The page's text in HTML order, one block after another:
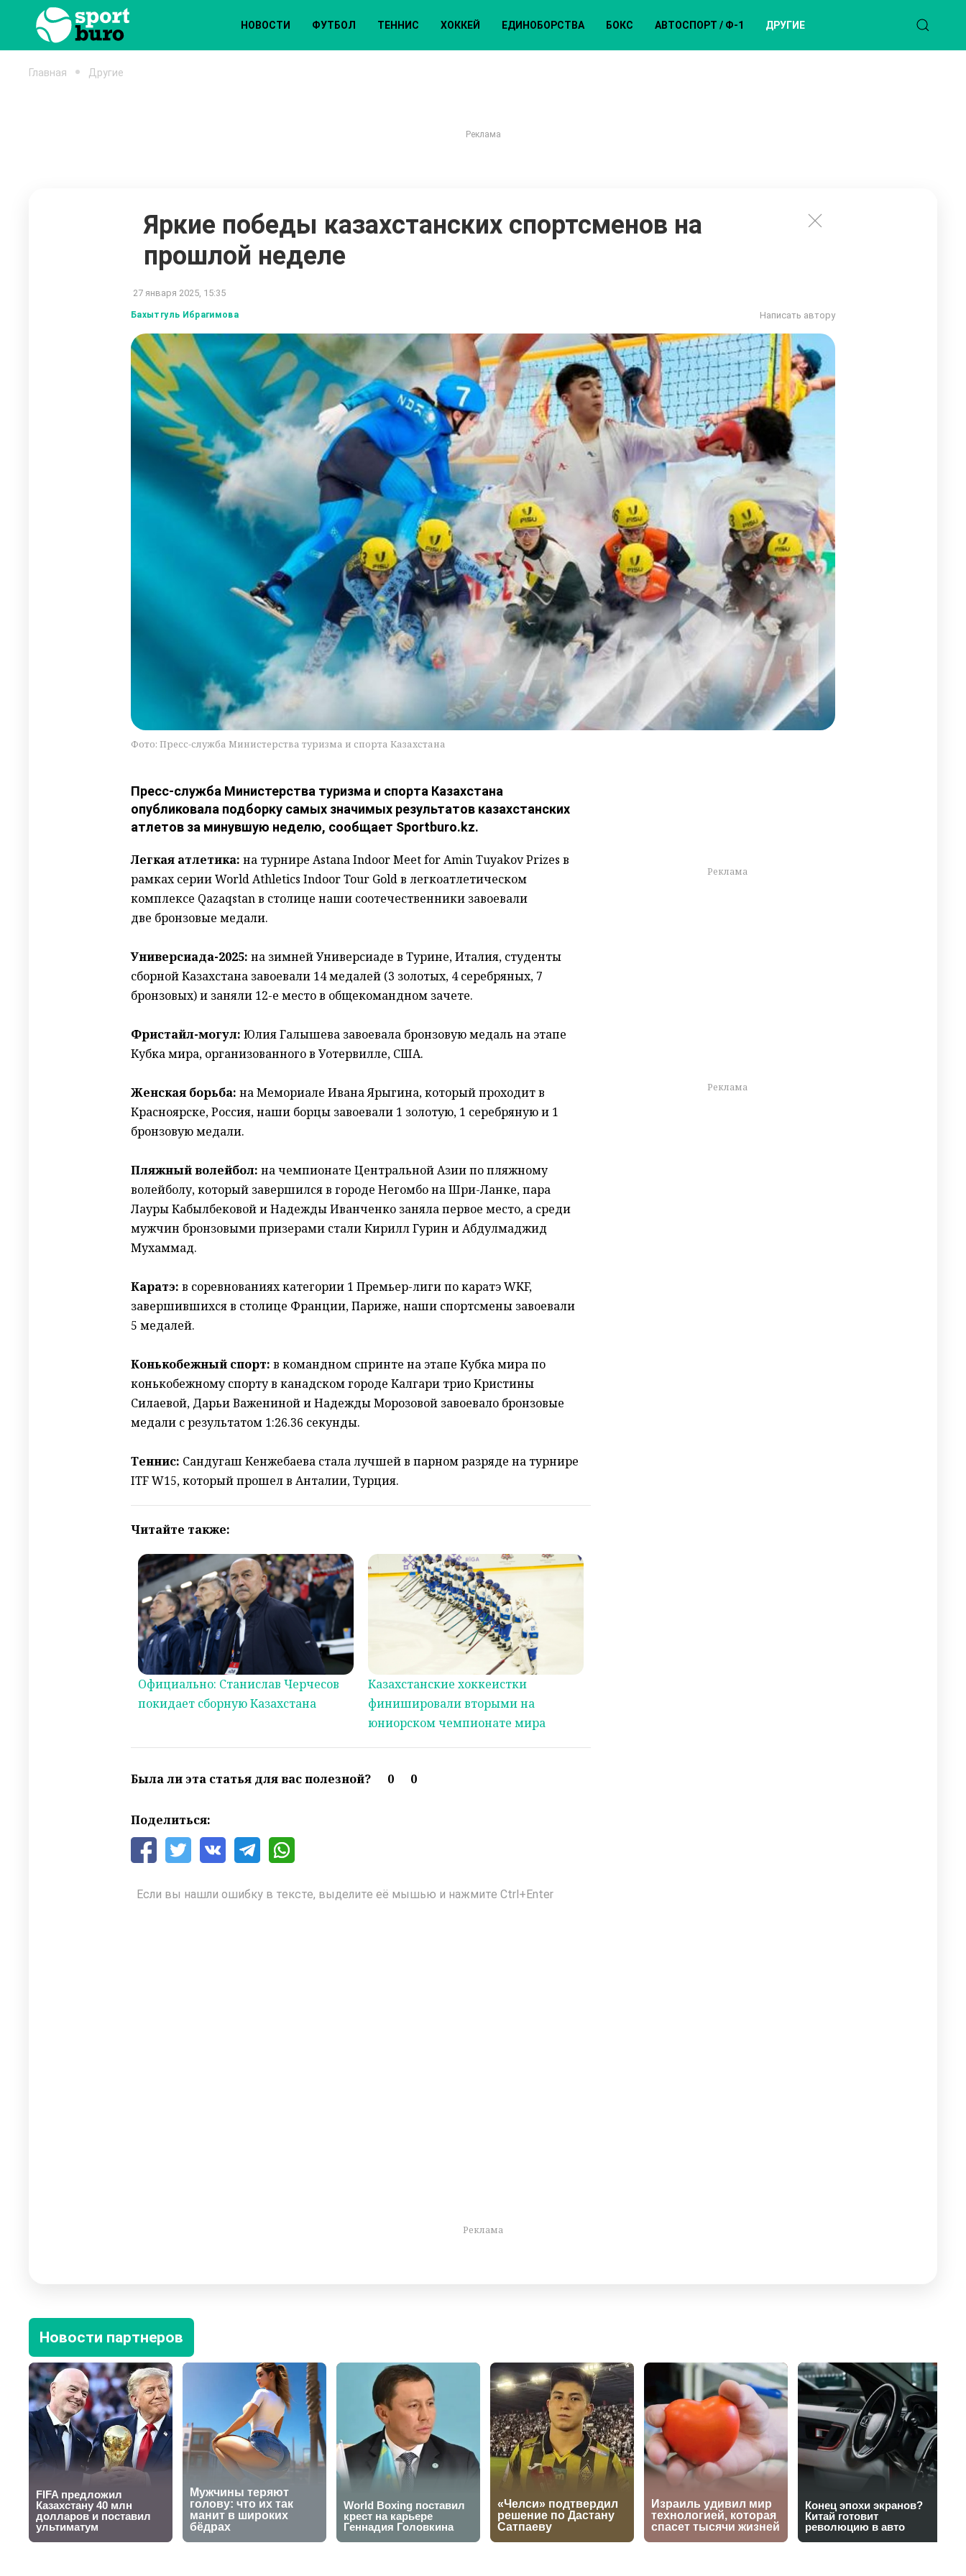
НОВОСТИ ФУТБОЛ ТЕННИС ХОККЕЙ ЕДИНОБОРСТВА БОКС АВТОСПОРТ / Ф-1 ДРУГИЕ
Главная Другие
Яркие победы казахстанских спортсменов на
прошлой неделе
27 января 2025, 15:35
Бахытгуль Ибрагимова Написать автору
Фото: Пресс-служба Министерства туризма и спорта Казахстана
Пресс-служба Министерства туризма и спорта Казахстана
опубликовала подборку самых значимых результатов казахстанских
атлетов за минувшую неделю, сообщает Sportburo.kz.
Легкая атлетика: на турнире Astana Indoor Meet for Amin Tuyakov Prizes в
рамках серии World Athletics Indoor Tour Gold в легкоатлетическом
комплексе Qazaqstan в столице наши соотечественники завоевали
две бронзовые медали.
Универсиада-2025: на зимней Универсиаде в Турине, Италия, студенты
сборной Казахстана завоевали 14 медалей (3 золотых, 4 серебряных, 7
бронзовых) и заняли 12-е место в общекомандном зачете.
Фристайл-могул: Юлия Галышева завоевала бронзовую медаль на этапе
Кубка мира, организованного в Уотервилле, США.
Женская борьба: на Мемориале Ивана Ярыгина, который проходит в
Красноярске, Россия, наши борцы завоевали 1 золотую, 1 серебряную и 1
бронзовую медали.
Пляжный волейбол: на чемпионате Центральной Азии по пляжному
волейболу, который завершился в городе Негомбо на Шри-Ланке, пара
Лауры Кабылбековой и Надежды Иванченко заняла первое место, а среди
мужчин бронзовыми призерами стали Кирилл Гурин и Абдулмаджид
Мухаммад.
Каратэ: в соревнованиях категории 1 Премьер-лиги по каратэ WKF,
завершившихся в столице Франции, Париже, наши спортсмены завоевали
5 медалей.
Конькобежный спорт: в командном спринте на этапе Кубка мира по
конькобежному спорту в канадском городе Калгари трио Кристины
Силаевой, Дарьи Важениной и Надежды Морозовой завоевало бронзовые
медали с результатом 1:26.36 секунды.
Теннис: Сандугаш Кенжебаева стала лучшей в парном разряде на турнире
ITF W15, который прошел в Анталии, Турция.
Читайте также:
Официально: Станислав Черчесов
покидает сборную Казахстана
Казахстанские хоккеистки
финишировали вторыми на
юниорском чемпионате мира
Была ли эта статья для вас полезной? 0 0
Поделиться:
Если вы нашли ошибку в тексте, выделите её мышью и нажмите Ctrl+Enter
Новости партнеров